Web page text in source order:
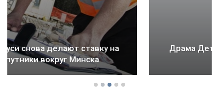
Драма Детройта: как ломается будущее
городов и стран